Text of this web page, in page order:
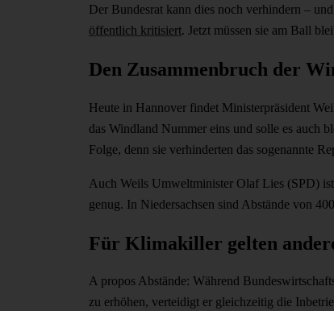
Der Bundesrat kann dies noch verhindern –
öffentlich kritisiert. Jetzt müssen sie am Ball
Den Zusammenbruch der
Heute in Hannover findet Ministerpräsident
das Windland Nummer eins und solle es auch
Folge, denn sie verhinderten das sogenannte
Auch Weils Umweltminister Olaf Lies (SPD)
genug. In Niedersachsen sind Abstände von
Für Klimakiller gelten
A propos Abstände: Während
zu erhöhen, verteidigt er gleichzeitig die